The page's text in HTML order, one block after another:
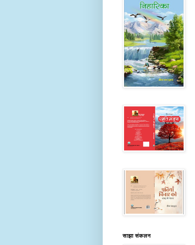
साझा संकलन